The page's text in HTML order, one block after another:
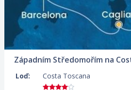
Západním Středomořím na
Loď: Costa Toscana